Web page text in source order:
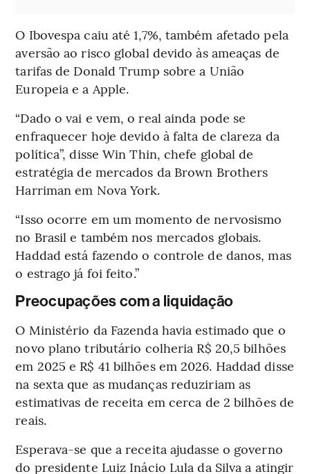
O Ibovespa caiu até 1,7%, também afetado pela
aversão ao risco global devido às ameaças de
tarifas de Donald Trump sobre a União
Europeia e a Apple.
“Dado o vai e vem, o real ainda pode se
enfraquecer hoje devido à falta de clareza da
política”, disse Win Thin, chefe global de
estratégia de mercados da Brown Brothers
Harriman em Nova York.
“Isso ocorre em um momento de nervosismo
no Brasil e também nos mercados globais.
Haddad está fazendo o controle de danos, mas
o estrago já foi feito.”
Preocupações com a liquidação
O Ministério da Fazenda havia estimado que o
novo plano tributário colheria R$ 20,5 bilhões
em 2025 e R$ 41 bilhões em 2026. Haddad disse
na sexta que as mudanças reduziriam as
estimativas de receita em cerca de 2 bilhões de
reais.
Esperava-se que a receita ajudasse o governo
do presidente Luiz Inácio Lula da Silva a atingir